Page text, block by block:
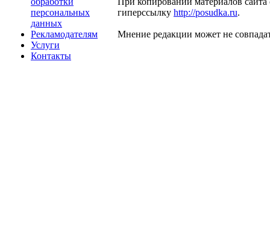
персональных
данных
Рекламодателям
Услуги
Контакты
гиперссылку http://posudka.ru.
Мнение редакции может не